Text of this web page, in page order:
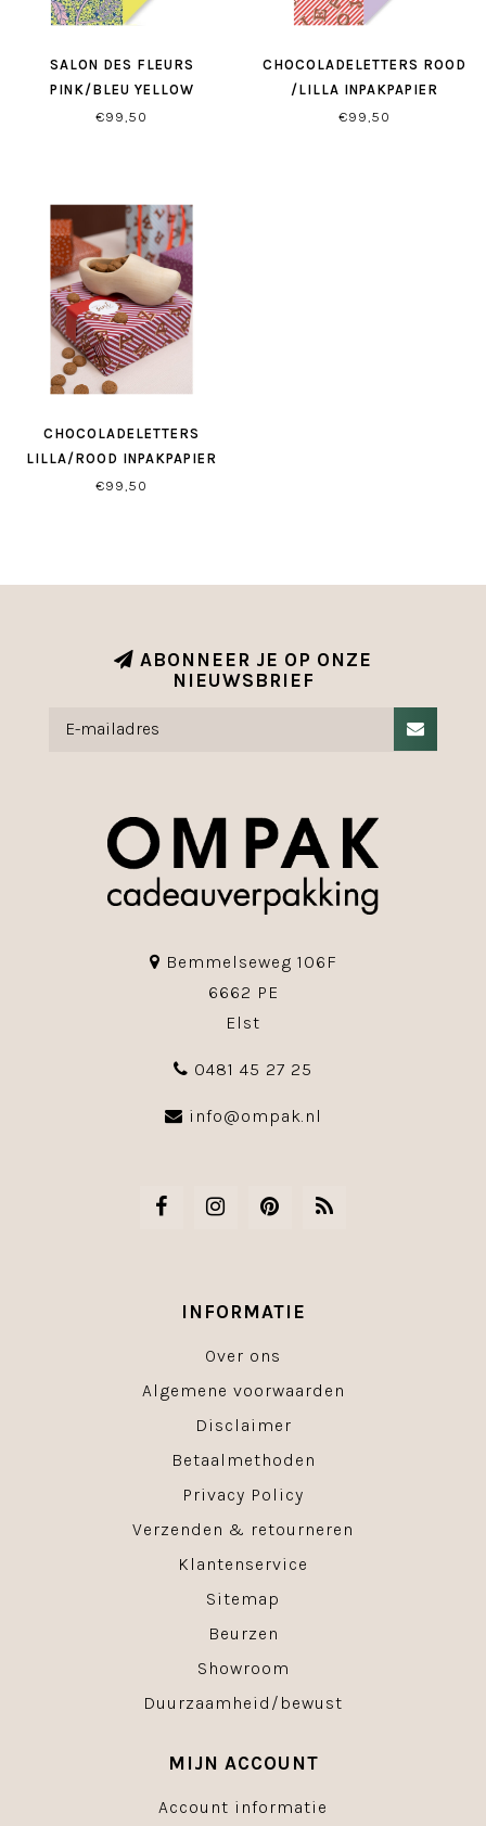
SALON DES FLEURS
PINK/BLEU YELLOW
INPAKPAPIER
€99,50
CHOCOLADELETTERS ROOD
/LILLA INPAKPAPIER
€99,50
CHOCOLADELETTERS
LILLA/ROOD INPAKPAPIER
€99,50
ABONNEER JE OP ONZE
NIEUWSBRIEF
Bemmelseweg 106F
6662 PE
Elst
0481 45 27 25
info@ompak.nl
INFORMATIE
Over ons
Algemene voorwaarden
Disclaimer
Betaalmethoden
Privacy Policy
Verzenden & retourneren
Klantenservice
Sitemap
Beurzen
Showroom
Duurzaamheid/bewust
MIJN ACCOUNT
Account informatie